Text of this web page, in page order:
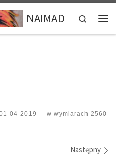
NAIMAD
Search
04-2019 - w wymiarach 2560
Następny